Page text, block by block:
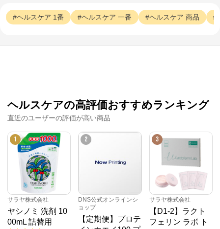
ヘルスケア 1番 ヘルスケア 一番 ヘルスケア 商品
ヘルスケアの高評価おすすめランキング
直近のユーザーの評価が高い商品
1
サラヤ株式会社
ヤシノミ 洗剤 10
00mL 詰替用
2
DNS公式オンラインシ
ョップ
【定期便】プロテ
3
サラヤ株式会社
【D1-2】ラクト
フェリン ラボ ト